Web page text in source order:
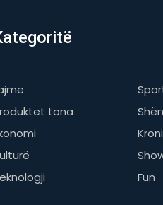
tona
Fun